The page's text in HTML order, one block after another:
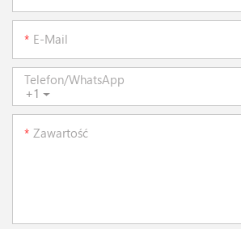
E-Mail
+1
Telefon/WhatsApp
Zawartość